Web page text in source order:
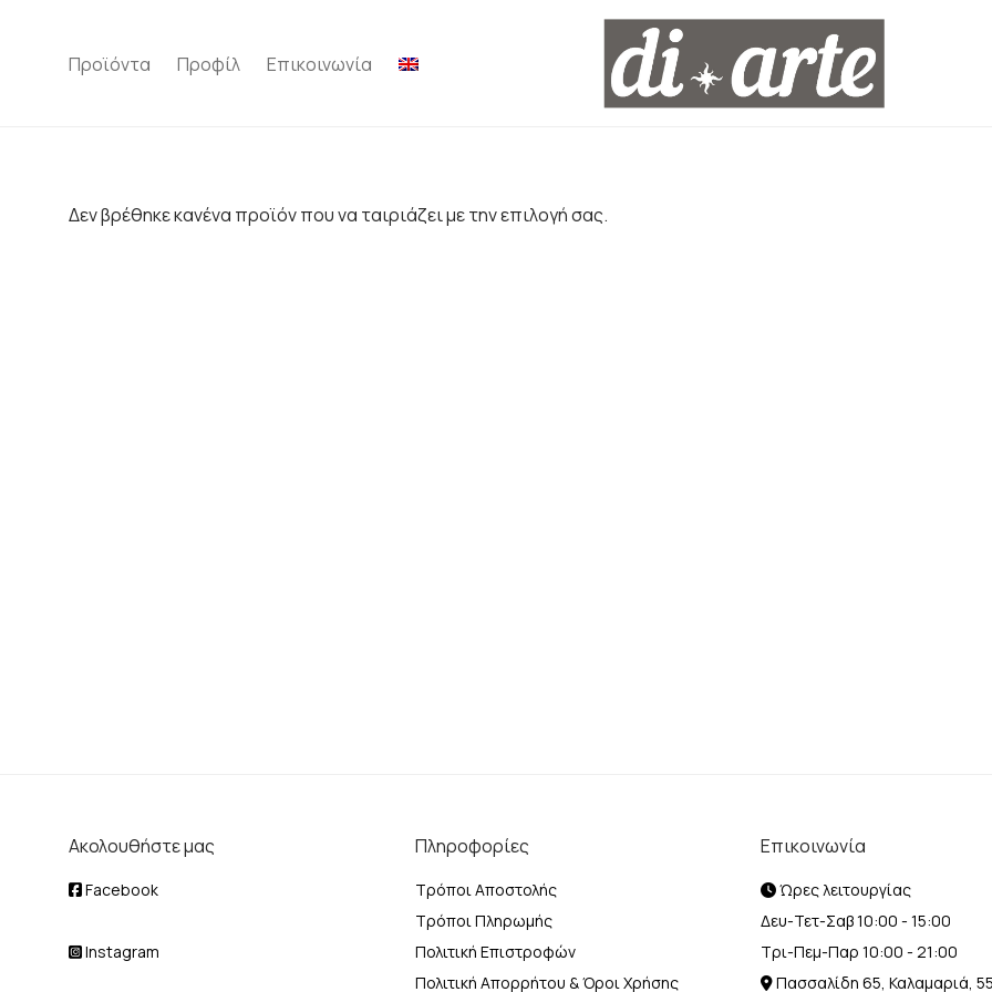
Προϊόντα Προφίλ Επικοινωνία
Δεν βρέθηκε κανένα προϊόν που να ταιριάζει με την επιλογή σας.
Ακολουθήστε μας
Facebook
Instagram
Πληροφορίες
Τρόποι Αποστολής
Τρόποι Πληρωμής
Πολιτική Επιστροφών
Πολιτική Απορρήτου & Όροι Χρήσης
Επικοινωνία
Ώρες λειτουργίας
Δευ-Τετ-Σαβ 10:00 - 15:00
Τρι-Πεμ-Παρ 10:00 - 21:00
Πασσαλίδη 65, Καλαμαριά,